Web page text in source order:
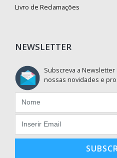
Livro de Reclamações
NEWSLETTER
Subscreva a
nossas novidades e